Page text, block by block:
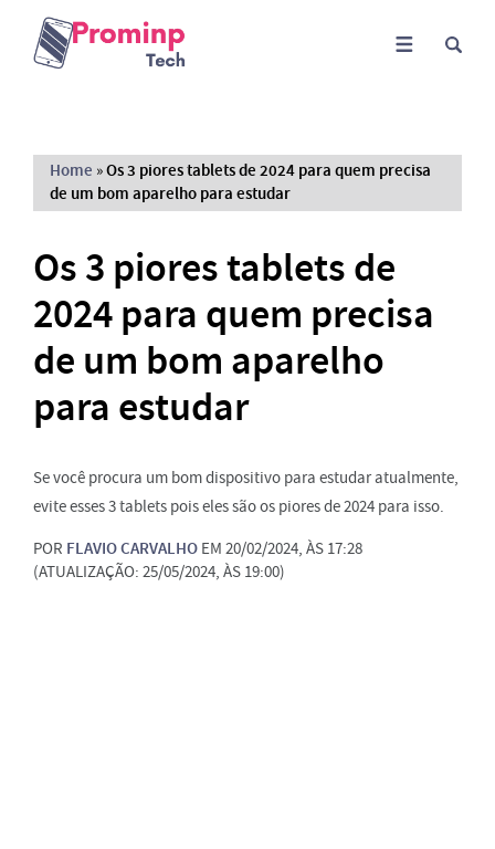
Home »Os 3 piores tablets de 2024 para quem precisa
de um bom aparelho para estudar
Os 3 piores tablets de
2024 para quem precisa
de um bom aparelho
para estudar
Se você procura um bom dispositivo para estudar atualmente,
evite esses 3 tablets pois eles são os piores de 2024 para isso.
POR FLAVIO CARVALHO EM 20/02/2024, ÀS 17:28
(ATUALIZAÇÃO: 25/05/2024, ÀS 19:00)